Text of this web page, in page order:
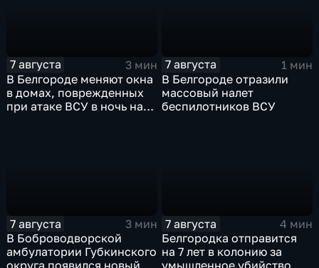
7 августа
3 мин
В Белгороде меняют окна
в домах, поврежденных
при атаке ВСУ в ночь на
7 августа
1 мин
В Белгороде отразили
массовый налет
беспилотников ВСУ
7 августа
3 мин
В Боброводворской
амбулатории Губкинского
7 августа
4 мин
Белгородка отправится
на 7 лет в колонию за